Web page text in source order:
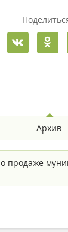
Архив
продаже